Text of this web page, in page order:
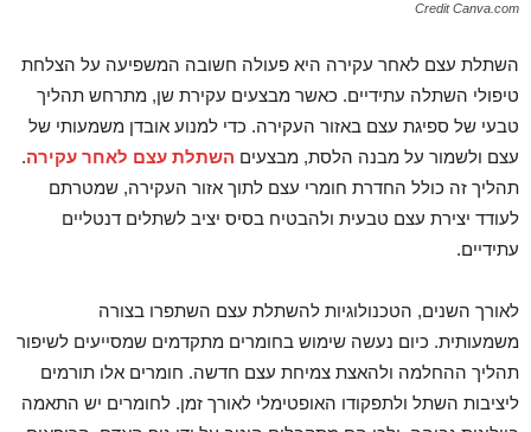
Credit Canva.com
השתלת עצם לאחר עקירה היא פעולה חשובה המשפיעה על הצלחת
טיפולי השתלה עתידיים. כאשר מבצעים עקירת שן, מתרחש תהליך
טבעי של ספיגת עצם באזור העקירה. כדי למנוע אובדן משמעותי של
עצם ולשמור על מבנה הלסת, מבצעים השתלת עצם לאחר עקירה.
תהליך זה כולל החדרת חומרי עצם לתוך אזור העקירה, שמטרתם
לעודד יצירת עצם טבעית ולהבטיח בסיס יציב לשתלים דנטליים
עתידיים.
לאורך השנים, הטכנולוגיות להשתלת עצם השתפרו בצורה
משמעותית. כיום נעשה שימוש בחומרים מתקדמים שמסייעים לשיפור
תהליך ההחלמה ולהאצת צמיחת עצם חדשה. חומרים אלו תורמים
ליציבות השתל ולתפקודו האופטימלי לאורך זמן. לחומרים יש התאמה